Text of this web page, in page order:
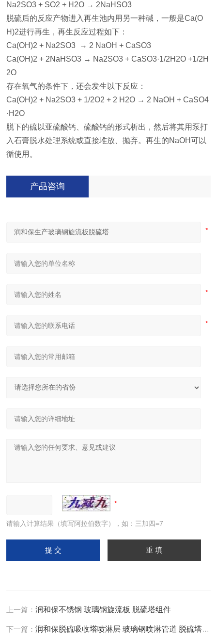
Na2SO3 + SO2 + H2O → 2NaHSO3
脱硫后的反应产物进入再生池内用另一种碱，一般是Ca(O
H)2进行再生，再生反应过程如下：
Ca(OH)2 + Na2SO3 → 2 NaOH + CaSO3
Ca(OH)2 + 2NaHSO3 → Na2SO3 + CaSO3·1/2H2O +1/2H
2O
存在氧气的条件下，还会发生以下反应：
Ca(OH)2 + Na2SO3 + 1/2O2 + 2 H2O → 2 NaOH + CaSO4
·H2O
脱下的硫以亚硫酸钙、硫酸钙的形式析出，然后将其用泵打
入石膏脱水处理系统或直接堆放、抛弃。再生的NaOH可以
循使用。
产品咨询
请输入计算结果（填写阿拉伯数字），如：三加四=7
上一篇：润和保不锈钢 玻璃钢旋流板 脱硫塔组件
下一篇：润和保脱硫吸收塔喷淋层 玻璃钢喷淋管道 脱硫塔组件